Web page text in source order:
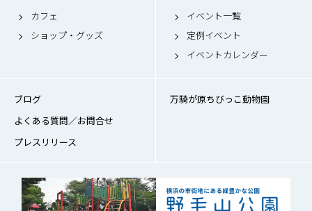
カフェ
ショップ・グッズ
イベント一覧
定例イベント
イベントカレンダー
ブログ
よくある質問／お問合せ
プレスリリース
万騎が原ちびっこ動物園